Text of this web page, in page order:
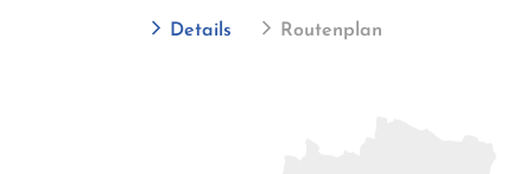
Details Routenplan